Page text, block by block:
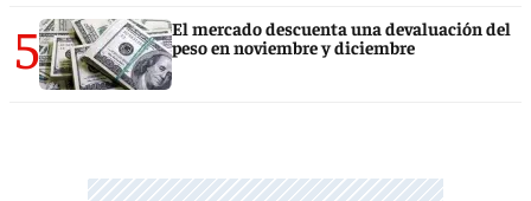
5
El mercado descuenta una devaluación del
peso en noviembre y diciembre